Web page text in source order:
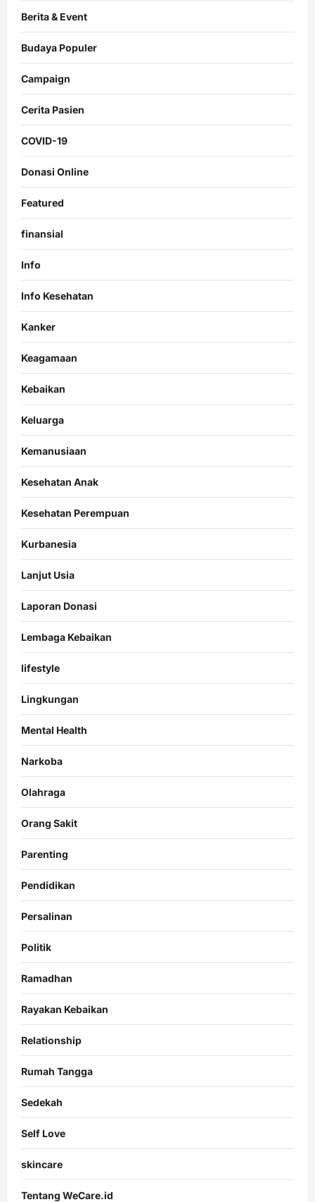
Berita & Event
Budaya Populer
Campaign
Cerita Pasien
COVID-19
Donasi Online
Featured
finansial
Info
Info Kesehatan
Kanker
Keagamaan
Kebaikan
Keluarga
Kemanusiaan
Kesehatan Anak
Kesehatan Perempuan
Kurbanesia
Lanjut Usia
Laporan Donasi
Lembaga Kebaikan
lifestyle
Lingkungan
Mental Health
Narkoba
Olahraga
Orang Sakit
Parenting
Pendidikan
Persalinan
Politik
Ramadhan
Rayakan Kebaikan
Relationship
Rumah Tangga
Sedekah
Self Love
skincare
Tentang WeCare.id